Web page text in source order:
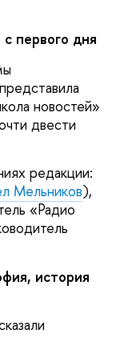
первого дня
представила
новостей»
двести
редакции:
Мельников),
«Радио
история